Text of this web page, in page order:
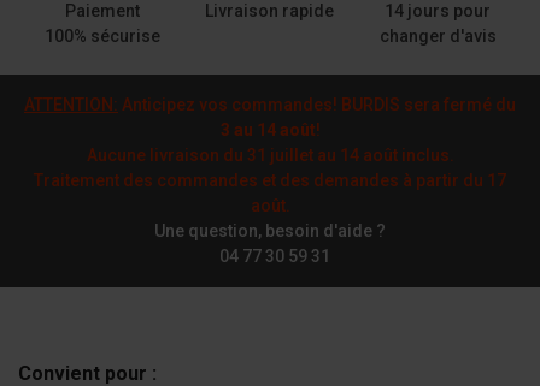
Paiement
100% sécurise
Livraison rapide
14 jours pour
changer d'avis
ATTENTION: Anticipez vos commandes! BURDIS sera fermé du
3 au 14 août!
Aucune livraison du 31 juillet au 14 août inclus.
Traitement des commandes et des demandes à partir du 17
août.
Une question, besoin d'aide ?
04 77 30 59 31
Convient pour :